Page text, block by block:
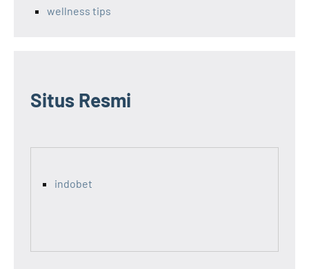
wellness tips
Situs Resmi
indobet